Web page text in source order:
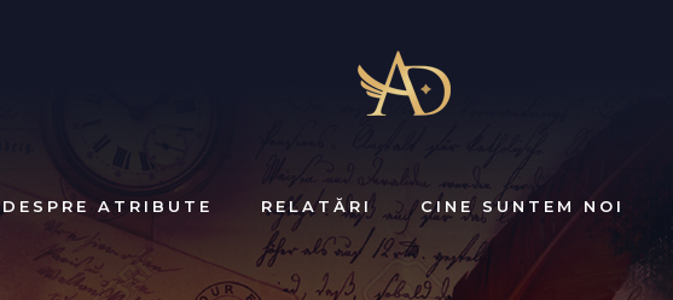
DESPRE ATRIBUTE RELATĂRI CINE SUNTEM NOI